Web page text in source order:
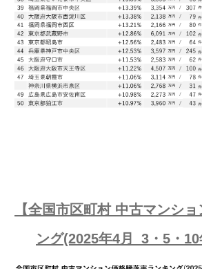
【全国市区町村 中古マンシ
ング(2025年4月_3・5・10